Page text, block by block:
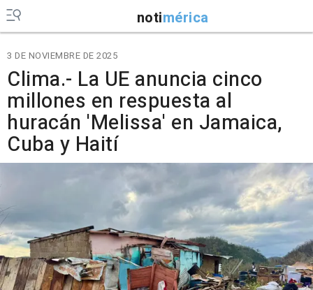
notimérica
3 DE NOVIEMBRE DE 2025
Clima.- La UE anuncia cinco
millones en respuesta al
huracán 'Melissa' en Jamaica,
Cuba y Haití